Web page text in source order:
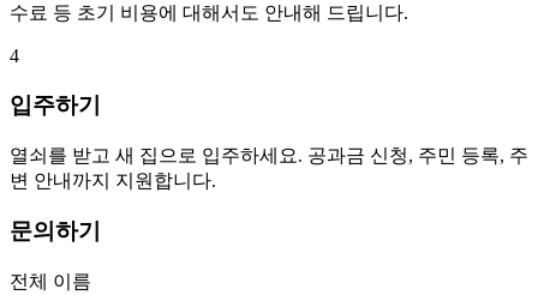
수료 등 초기 비용에 대해서도 안내해 드립니다.
4
입주하기
열쇠를 받고 새 집으로 입주하세요. 공과금 신청, 주민 등록, 주
변 안내까지 지원합니다.
문의하기
전체 이름